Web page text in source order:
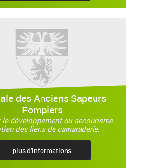
des Anciens Sapeurs
Pompiers
le développement du secourisme.
des liens de camaraderie.
plus d'informations